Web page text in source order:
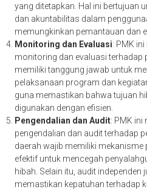
penggunaan dana hibah.
penggunaan dana hibah secara
yang ditetapkan. Hal ini bertujuan
dan akuntabilitas dalam
memungkinkan pemantauan dan
Monitoring dan Evaluasi: PMK
monitoring dan evaluasi terhadap
memiliki tanggung jawab untuk
pelaksanaan program dan
guna memastikan bahwa tujuan
digunakan dengan efisien.
Pengendalian dan Audit: PMK ini
pengendalian dan audit terhadap
daerah wajib memiliki mekanisme
efektif untuk mencegah